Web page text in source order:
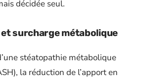
décidée seul.
surcharge métabolique
stéatopathie métabolique
la réduction de l’apport en